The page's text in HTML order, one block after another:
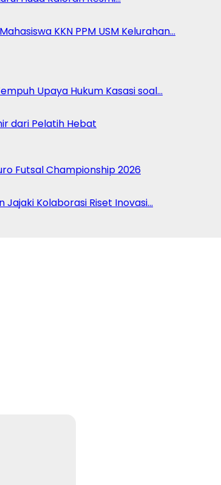
KKN PPM USM Kelurahan…
Upaya Hukum Kasasi soal…
dari Pelatih Hebat
Futsal Championship 2026
Jajaki Kolaborasi Riset Inovasi…